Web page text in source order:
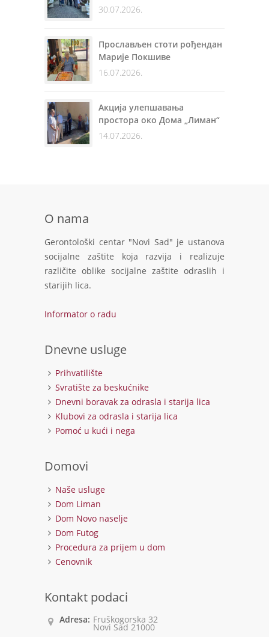
30.07.2026.
Прослављен стоти рођендан
Марије Покшиве
16.07.2026.
Акција улепшавања
простора око Дома „Лиман“
14.07.2026.
O nama
Gerontološki centar "Novi Sad" je ustanova
socijalne zaštite koja razvija i realizuje
različite oblike socijalne zaštite odraslih i
starijih lica.
Informator o radu
Dnevne usluge
Prihvatilište
Svratište za beskućnike
Dnevni boravak za odrasla i starija lica
Klubovi za odrasla i starija lica
Pomoć u kući i nega
Domovi
Naše usluge
Dom Liman
Dom Novo naselje
Dom Futog
Procedura za prijem u dom
Cenovnik
Kontakt podaci
Adresa: Fruškogorska 32
Novi Sad 21000